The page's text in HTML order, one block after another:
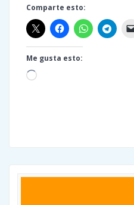
Comparte esto:
Me gusta esto:
Cargando...